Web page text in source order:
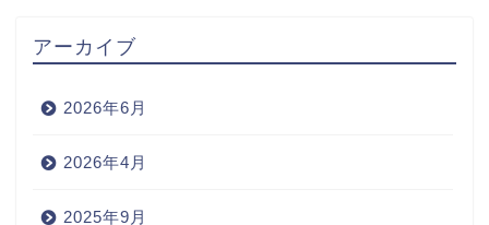
アーカイブ
2026年6月
2026年4月
2025年9月